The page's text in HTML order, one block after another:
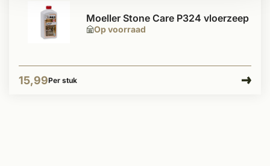
Op voorraad
Moeller Stone Care P324 vloerzeep
15,99Per stuk